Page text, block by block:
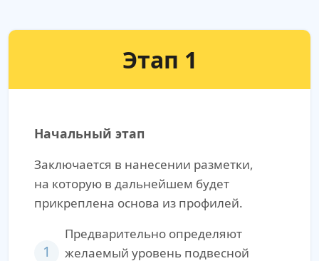
Этап 1
Начальный этап
Заключается в нанесении разметки,
на которую в дальнейшем будет
прикреплена основа из профилей.
1
Предварительно определяют
желаемый уровень подвесной